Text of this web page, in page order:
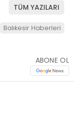
TÜM YAZILARI
Balıkesir Haberleri
ABONE OL